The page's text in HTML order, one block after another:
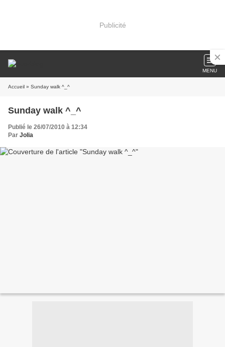
Publicité
MENU
Accueil » Sunday walk ^_^
Sunday walk ^_^
Publié le 26/07/2010 à 12:34
Par Jolia